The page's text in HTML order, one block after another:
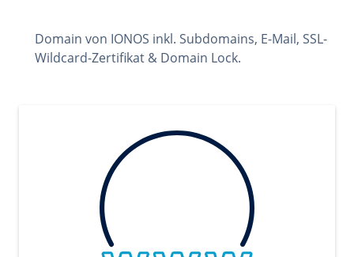
Domain von IONOS inkl. Subdomains, E-Mail, SSL-
Wildcard-Zertifikat & Domain Lock.